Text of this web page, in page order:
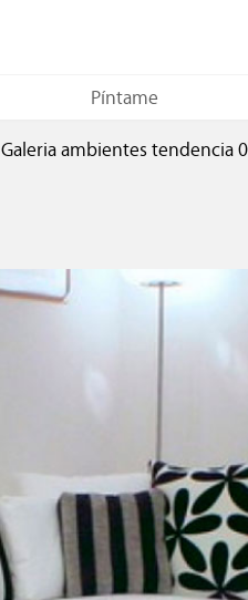
Píntame
Galeria ambientes tendencia